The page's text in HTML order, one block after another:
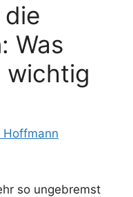
die
Was
wichtig
Hoffmann
so ungebremst